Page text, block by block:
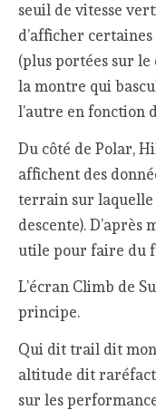
seuil de vitesse
d’afficher
(plus portées sur le
la montre qui
l’autre en fonction
Du côté de Polar,
affichent des
terrain sur laquelle
descente). D’après
utile pour faire du
L’écran Climb de
principe.
Qui dit trail dit
altitude dit
sur les